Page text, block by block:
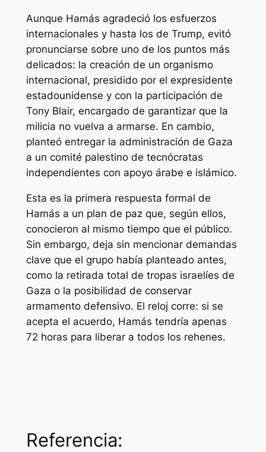
Aunque Hamás agradeció los esfuerzos
internacionales y hasta los de Trump, evitó
pronunciarse sobre uno de los puntos más
delicados: la creación de un organismo
internacional, presidido por el expresidente
estadounidense y con la participación de
Tony Blair, encargado de garantizar que la
milicia no vuelva a armarse. En cambio,
planteó entregar la administración de Gaza
a un comité palestino de tecnócratas
independientes con apoyo árabe e islámico.
Esta es la primera respuesta formal de
Hamás a un plan de paz que, según ellos,
conocieron al mismo tiempo que el público.
Sin embargo, deja sin mencionar demandas
clave que el grupo había planteado antes,
como la retirada total de tropas israelíes de
Gaza o la posibilidad de conservar
armamento defensivo. El reloj corre: si se
acepta el acuerdo, Hamás tendría apenas
72 horas para liberar a todos los rehenes.
Referencia: